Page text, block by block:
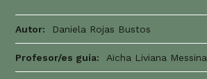
Autor: Daniela Rojas Bustos
Profesor/es guía: Aïcha Liviana Messina